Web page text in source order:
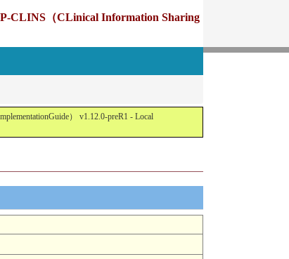
CLINS（CLinical Information Sharing
） v1.12.0-preR1 - Local